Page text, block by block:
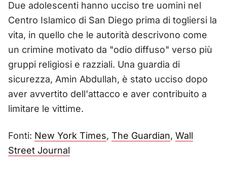
Due adolescenti hanno ucciso tre uomini nel
Centro Islamico di San Diego prima di togliersi la
vita, in quello che le autorità descrivono come
un crimine motivato da "odio diffuso" verso più
gruppi religiosi e razziali. Una guardia di
sicurezza, Amin Abdullah, è stato ucciso dopo
aver avvertito dell'attacco e aver contribuito a
limitare le vittime.
Fonti: New York Times, The Guardian, Wall
Street Journal